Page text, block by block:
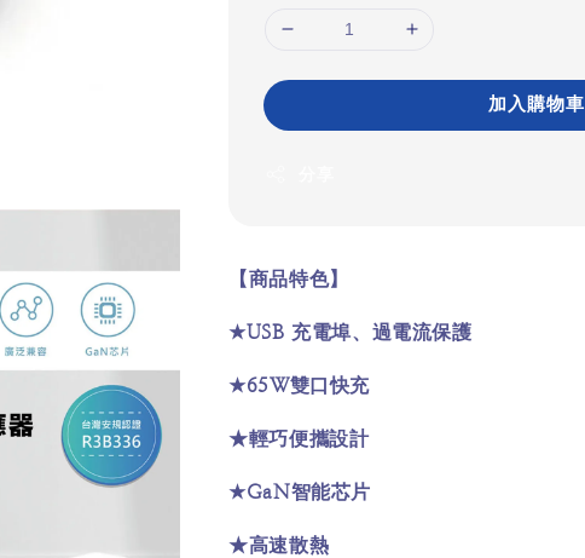
加入購物車
【商品特色】
★USB 充電埠、過電流保護
★65W雙口快充
★輕巧便攜設計
★GaN智能芯片
★高速散熱